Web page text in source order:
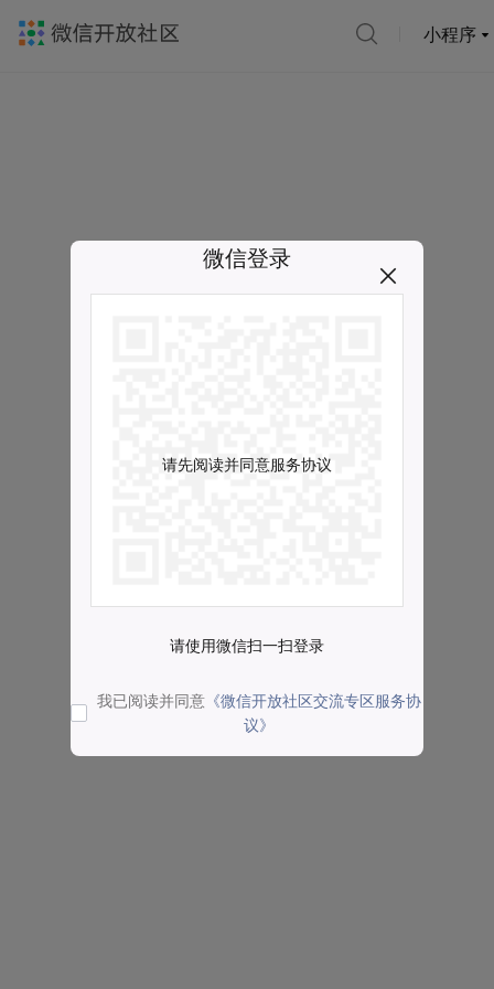
小程序
微信登录
请先阅读并同意服务协议
请使用微信扫一扫登录
我已阅读并同意 《微信开放社区交流专区服务协
议》